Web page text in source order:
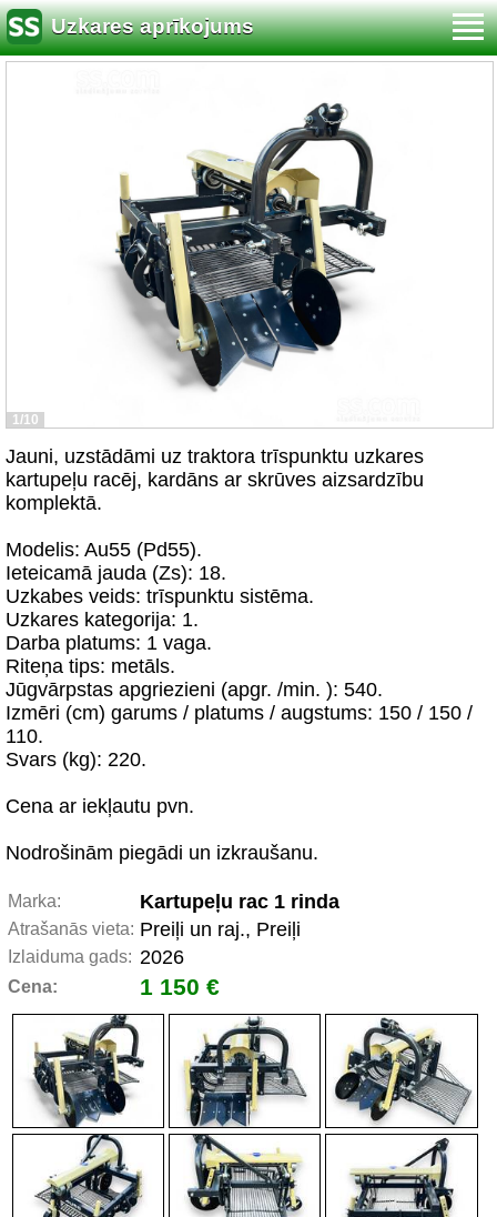
Uzkares aprīkojums
1/10
Jauni, uzstādāmi uz traktora trīspunktu uzkares
kartupeļu racēj, kardāns ar skrūves aizsardzību
komplektā.
Modelis: Au55 (Pd55).
Ieteicamā jauda (Zs): 18.
Uzkabes veids: trīspunktu sistēma.
Uzkares kategorija: 1.
Darba platums: 1 vaga.
Riteņa tips: metāls.
Jūgvārpstas apgriezieni (apgr. /min. ): 540.
Izmēri (cm) garums / platums / augstums: 150 / 150 /
110.
Svars (kg): 220.
Cena ar iekļautu pvn.
Nodrošinām piegādi un izkraušanu.
Marka: Kartupeļu rac 1 rinda
Atrašanās vieta: Preiļi un raj., Preiļi
Izlaiduma gads: 2026
Cena: 1 150 €